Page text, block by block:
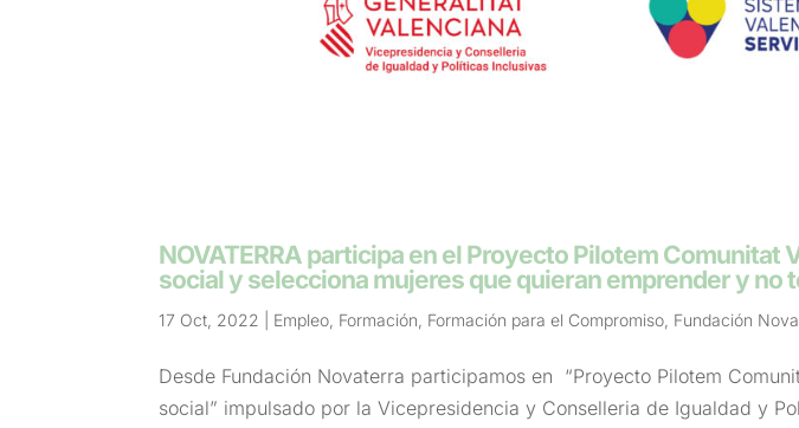
NOVATERRA participa en el Proyecto Pilotem Comunitat
social y selecciona mujeres que quieran emprender y no
17 Oct, 2022 Empleo Formación Formación para el Compromiso Fundación
Desde Fundación Novaterra participamos en “Proyecto Pilotem
social” impulsado por la Vicepresidencia y Conselleria de Igualdad y